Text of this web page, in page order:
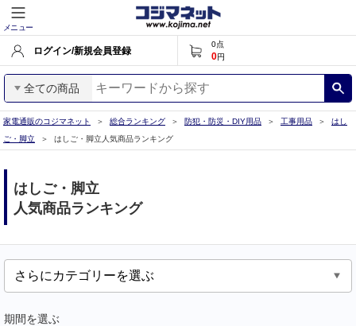
メニュー
ログイン/新規会員登録
0点
0円
全ての商品
家電通販のコジマネット 総合ランキング 防犯・防災・DIY用品 工事用品
はし
ご・脚立
はしご・脚立人気商品ランキング
はしご・脚立
人気商品ランキング
期間を選ぶ